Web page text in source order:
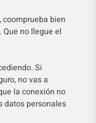
coomprueba bien
no llegue el
Si
no vas a
la conexión no
datos personales